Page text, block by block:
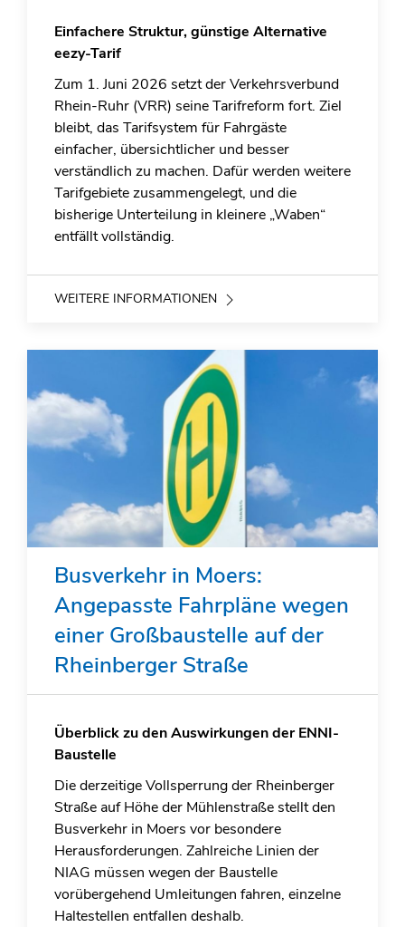
Einfachere Struktur, günstige Alternative
eezy-Tarif
Zum 1. Juni 2026 setzt der Verkehrsverbund
Rhein-Ruhr (VRR) seine Tarifreform fort. Ziel
bleibt, das Tarifsystem für Fahrgäste
einfacher, übersichtlicher und besser
verständlich zu machen. Dafür werden weitere
Tarifgebiete zusammengelegt, und die
bisherige Unterteilung in kleinere „Waben“
entfällt vollständig.
WEITERE INFORMATIONEN
Busverkehr in Moers:
Angepasste Fahrpläne wegen
einer Großbaustelle auf der
Rheinberger Straße
Überblick zu den Auswirkungen der ENNI-
Baustelle
Die derzeitige Vollsperrung der Rheinberger
Straße auf Höhe der Mühlenstraße stellt den
Busverkehr in Moers vor besondere
Herausforderungen. Zahlreiche Linien der
NIAG müssen wegen der Baustelle
vorübergehend Umleitungen fahren, einzelne
Haltestellen entfallen deshalb.